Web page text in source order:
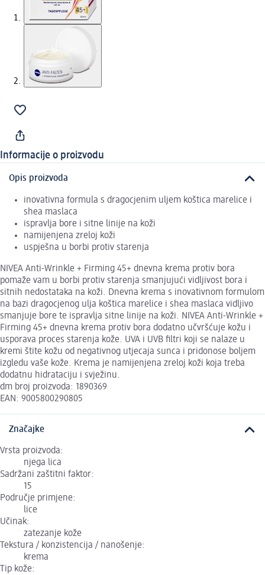
Informacije o proizvodu
Opis proizvoda
inovativna formula s dragocjenim uljem koštica marelice i
shea maslaca
ispravlja bore i sitne linije na koži
namijenjena zreloj koži
uspješna u borbi protiv starenja
NIVEA Anti-Wrinkle + Firming 45+ dnevna krema protiv bora
pomaže vam u borbi protiv starenja smanjujući vidljivost bora i
sitnih nedostataka na koži. Dnevna krema s inovativnom formulom
na bazi dragocjenog ulja koštica marelice i shea maslaca vidljivo
smanjuje bore te ispravlja sitne linije na koži. NIVEA Anti-Wrinkle +
Firming 45+ dnevna krema protiv bora dodatno učvršćuje kožu i
usporava proces starenja kože. UVA i UVB filtri koji se nalaze u
kremi štite kožu od negativnog utjecaja sunca i pridonose boljem
izgledu vaše kože. Krema je namijenjena zreloj koži koja treba
dodatnu hidrataciju i svježinu.
dm broj proizvoda: 1890369
EAN: 9005800290805
Značajke
Vrsta proizvoda:
njega lica
Sadržani zaštitni faktor:
15
Područje primjene:
lice
Učinak:
zatezanje kože
Tekstura / konzistencija / nanošenje:
krema
Tip kože: